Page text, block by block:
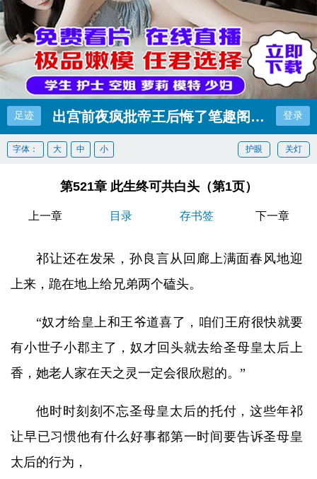
足迹 出宫前夜疯批帝王后悔了笔趣阁超前更新
登录
关灯
护眼
字体： 大 中 小
第521章 此生终可共白头（第1页）
上一章 目录 存书签 下一章
祁让还在发呆，孙良言从回廊上满面春风地迎
上来，跪在地上给兄弟两个磕头。
“奴才给皇上和王爷道喜了，咱们王府很快就要
有小世子小郡主了，奴才回头就去给圣母皇太后上
香，她老人家在天之灵一定会很欣慰的。”
他时时刻刻不忘圣母皇太后的托付，这些年祁
让早已习惯他有什么好事都第一时间要告诉圣母皇
太后的行为，